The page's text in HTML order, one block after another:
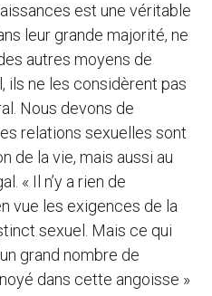
est une véritable
leur grande majorité, ne
autres moyens de
ils ne les considèrent pas
Nous devons de
relations sexuelles sont
de la vie, mais aussi au
« Il n’y a rien de
vue les exigences de la
sexuel. Mais ce qui
grand nombre de
dans cette angoisse »